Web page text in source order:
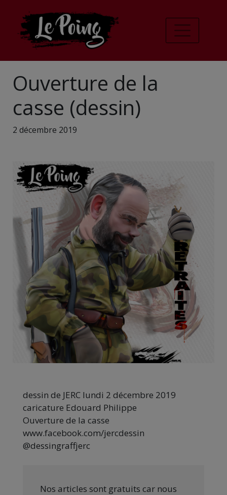
Ouverture de la
casse (dessin)
2 décembre 2019
dessin de JERC lundi 2 décembre 2019
caricature Edouard Philippe
Ouverture de la casse
www.facebook.com/jercdessin
@dessingraffjerc
Nos articles sont gratuits car nous